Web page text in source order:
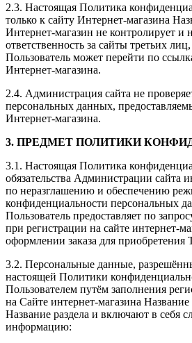
2.3. Настоящая Политика
только к сайту Интернет-магазина
Интернет-магазин не контролирует и
ответственность за сайты третьих
Пользователь может перейти по
Интернет-магазина.
2.4. Администрация сайта не
персональных данных,
Интернет-магазина.
3. ПРЕДМЕТ ПОЛИТИКИ
3.1. Настоящая Политика
обязательства Администрации сайта
по неразглашению и обеспечению
конфиденциальности персональных
Пользователь предоставляет по
при регистрации на сайте интернет-
оформлении заказа для приобретения
3.2. Персональные данные,
настоящей Политики
Пользователем путём заполнения
на Сайте интернет-магазина Название
Название раздела и включают в себя
информацию: